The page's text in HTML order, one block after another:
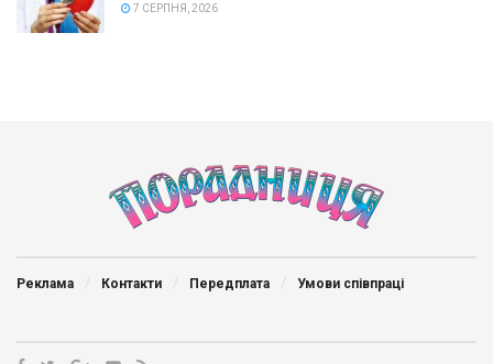
7 СЕРПНЯ, 2026
Реклама Контакти Передплата Умови співпраці